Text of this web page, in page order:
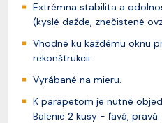
Extrémna stabilita a
(kyslé dažde, znečistené
Vhodné ku každému oknu
rekonštrukcii.
Vyrábané na mieru.
K parapetom je nutné
Balenie 2 kusy - ľavá, pravá.